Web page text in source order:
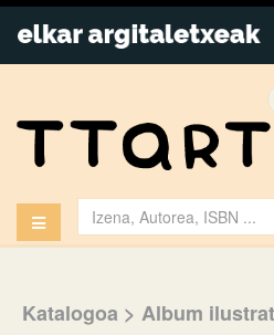
Katalogoa > Album